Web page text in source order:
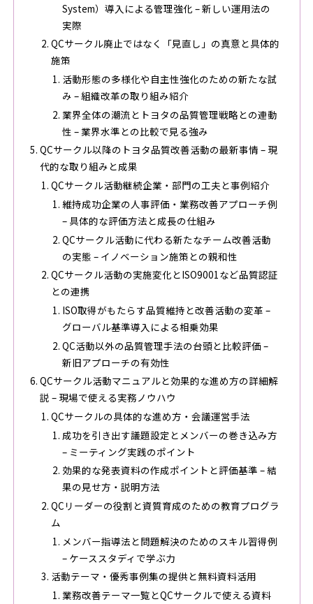
System）導入による管理強化 – 新しい運用法の
実際
QCサークル廃止ではなく「見直し」の真意と具体的
施策
活動形態の多様化や自主性強化のための新たな試
み – 組織改革の取り組み紹介
業界全体の潮流とトヨタの品質管理戦略との連動
性 – 業界水準との比較で見る強み
QCサークル以降のトヨタ品質改善活動の最新事情 – 現
代的な取り組みと成果
QCサークル活動継続企業・部門の工夫と事例紹介
維持成功企業の人事評価・業務改善アプローチ例
– 具体的な評価方法と成長の仕組み
QCサークル活動に代わる新たなチーム改善活動
の実態 – イノベーション施策との親和性
QCサークル活動の実施変化とISO9001など品質認証
との連携
ISO取得がもたらす品質維持と改善活動の変革 –
グローバル基準導入による相乗効果
QC活動以外の品質管理手法の台頭と比較評価 –
新旧アプローチの有効性
QCサークル活動マニュアルと効果的な進め方の詳細解
説 – 現場で使える実務ノウハウ
QCサークルの具体的な進め方・会議運営手法
成功を引き出す議題設定とメンバーの巻き込み方
– ミーティング実践のポイント
効果的な発表資料の作成ポイントと評価基準 – 結
果の見せ方・説明方法
QCリーダーの役割と資質育成のための教育プログラ
ム
メンバー指導法と問題解決のためのスキル習得例
– ケーススタディで学ぶ力
活動テーマ・優秀事例集の提供と無料資料活用
業務改善テーマ一覧とQCサークルで使える資料